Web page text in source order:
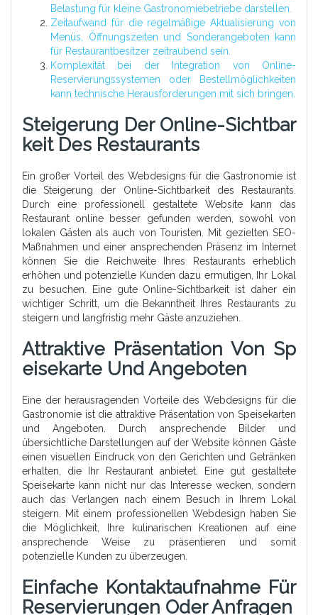
Belastung für kleine Gastronomiebetriebe darstellen.
Zeitaufwand für die regelmäßige Aktualisierung von
Menüs, Öffnungszeiten und Sonderangeboten kann
für Restaurantbesitzer zeitraubend sein.
Komplexität bei der Integration von Online-
Reservierungssystemen oder Bestellmöglichkeiten
kann technische Herausforderungen mit sich bringen.
Steigerung Der Online-Sichtbar
Keit Des Restaurants
Ein großer Vorteil des Webdesigns für die Gastronomie ist
die Steigerung der Online-Sichtbarkeit des Restaurants.
Durch eine professionell gestaltete Website kann das
Restaurant online besser gefunden werden, sowohl von
lokalen Gästen als auch von Touristen. Mit gezielten SEO-
Maßnahmen und einer ansprechenden Präsenz im Internet
können Sie die Reichweite Ihres Restaurants erheblich
erhöhen und potenzielle Kunden dazu ermutigen, Ihr Lokal
zu besuchen. Eine gute Online-Sichtbarkeit ist daher ein
wichtiger Schritt, um die Bekanntheit Ihres Restaurants zu
steigern und langfristig mehr Gäste anzuziehen.
Attraktive Präsentation Von Sp
Eisekarte Und Angeboten
Eine der herausragenden Vorteile des Webdesigns für die
Gastronomie ist die attraktive Präsentation von Speisekarten
und Angeboten. Durch ansprechende Bilder und
übersichtliche Darstellungen auf der Website können Gäste
einen visuellen Eindruck von den Gerichten und Getränken
erhalten, die Ihr Restaurant anbietet. Eine gut gestaltete
Speisekarte kann nicht nur das Interesse wecken, sondern
auch das Verlangen nach einem Besuch in Ihrem Lokal
steigern. Mit einem professionellen Webdesign haben Sie
die Möglichkeit, Ihre kulinarischen Kreationen auf eine
ansprechende Weise zu präsentieren und somit
potenzielle Kunden zu überzeugen.
Einfache Kontaktaufnahme Für
Reservierungen Oder Anfragen